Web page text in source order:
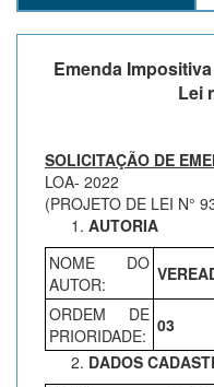
Emenda
Lei
SOLICITAÇÃO DE
LOA- 2022
(PROJETO DE LEI N°
AUTORIA
NOME DO
AUTOR:
ORDEM DE
PRIORIDADE: 03
DADOS